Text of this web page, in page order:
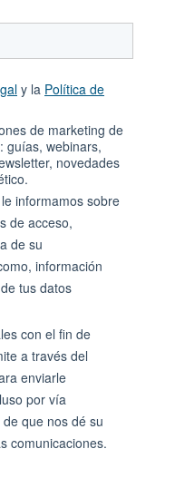
y la Política de
de marketing de
guías, webinars,
novedades
le informamos sobre
de acceso,
de su
información
tus datos
con el fin de
a través del
enviarle
por vía
que nos dé su
comunicaciones.